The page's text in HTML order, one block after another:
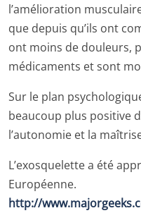
l’amélioration
que depuis qu’ils ont
ont moins de douleurs,
médicaments et sont
Sur le plan
beaucoup plus positive
l’autonomie et la
L’exosquelette a été
Européenne.
http://